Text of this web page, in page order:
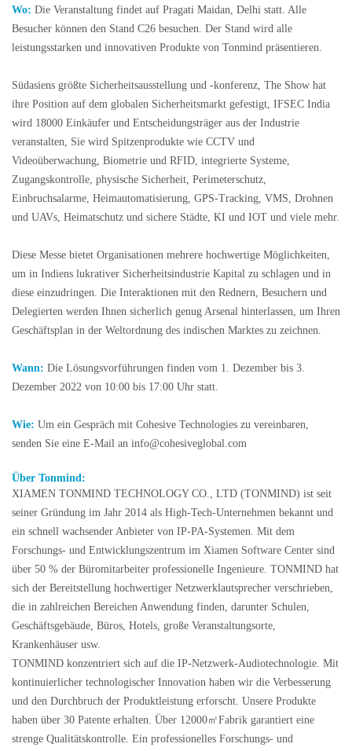
Wo: Die Veranstaltung findet auf Pragati Maidan, Delhi statt. Alle
Besucher können den Stand C26 besuchen. Der Stand wird alle
leistungsstarken und innovativen Produkte von Tonmind präsentieren.
Südasiens größte Sicherheitsausstellung und -konferenz, The Show hat
ihre Position auf dem globalen Sicherheitsmarkt gefestigt, IFSEC India
wird 18000 Einkäufer und Entscheidungsträger aus der Industrie
veranstalten, Sie wird Spitzenprodukte wie CCTV und
Videoüberwachung, Biometrie und RFID, integrierte Systeme,
Zugangskontrolle, physische Sicherheit, Perimeterschutz,
Einbruchsalarme, Heimautomatisierung, GPS-Tracking, VMS, Drohnen
und UAVs, Heimatschutz und sichere Städte, KI und IOT und viele mehr.
Diese Messe bietet Organisationen mehrere hochwertige Möglichkeiten,
um in Indiens lukrativer Sicherheitsindustrie Kapital zu schlagen und in
diese einzudringen. Die Interaktionen mit den Rednern, Besuchern und
Delegierten werden Ihnen sicherlich genug Arsenal hinterlassen, um Ihren
Geschäftsplan in der Weltordnung des indischen Marktes zu zeichnen.
Wann: Die Lösungsvorführungen finden vom 1. Dezember bis 3.
Dezember 2022 von 10:00 bis 17:00 Uhr statt.
Wie: Um ein Gespräch mit Cohesive Technologies zu vereinbaren,
senden Sie eine E-Mail an info@cohesiveglobal.com
Über Tonmind:
XIAMEN TONMIND TECHNOLOGY CO., LTD (TONMIND) ist seit
seiner Gründung im Jahr 2014 als High-Tech-Unternehmen bekannt und
ein schnell wachsender Anbieter von IP-PA-Systemen. Mit dem
Forschungs- und Entwicklungszentrum im Xiamen Software Center sind
über 50 % der Büromitarbeiter professionelle Ingenieure. TONMIND hat
sich der Bereitstellung hochwertiger Netzwerklautsprecher verschrieben,
die in zahlreichen Bereichen Anwendung finden, darunter Schulen,
Geschäftsgebäude, Büros, Hotels, große Veranstaltungsorte,
Krankenhäuser usw.
TONMIND konzentriert sich auf die IP-Netzwerk-Audiotechnologie. Mit
kontinuierlicher technologischer Innovation haben wir die Verbesserung
und den Durchbruch der Produktleistung erforscht. Unsere Produkte
haben über 30 Patente erhalten. Über 12000㎡Fabrik garantiert eine
strenge Qualitätskontrolle. Ein professionelles Forschungs- und